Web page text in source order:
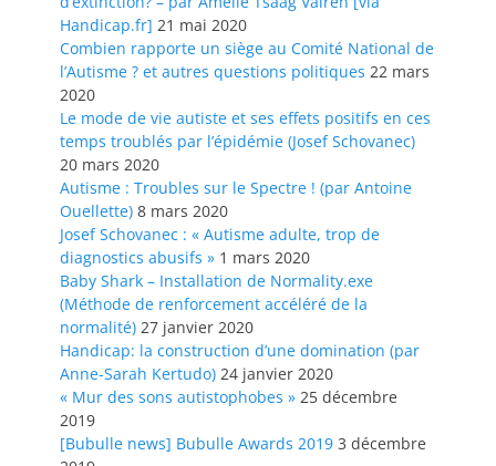
Handicap.fr] 21 mai 2020
Combien rapporte un siège au Comité National de
l’Autisme ? et autres questions politiques 22 mars
2020
Le mode de vie autiste et ses effets positifs en ces
temps troublés par l’épidémie (Josef Schovanec)
20 mars 2020
Autisme : Troubles sur le Spectre ! (par Antoine
Ouellette) 8 mars 2020
Josef Schovanec : « Autisme adulte, trop de
diagnostics abusifs » 1 mars 2020
Baby Shark – Installation de Normality.exe
(Méthode de renforcement accéléré de la
normalité) 27 janvier 2020
Handicap: la construction d’une domination (par
Anne-Sarah Kertudo) 24 janvier 2020
« Mur des sons autistophobes » 25 décembre
2019
[Bubulle news] Bubulle Awards 2019 3 décembre